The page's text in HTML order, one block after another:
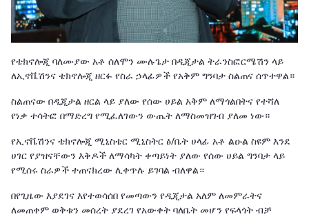
የቴክኖሎጂ ባለሙያው አቶ ሰለሞን ሙሉጌታ በዲጂታል ትራንስፎርሜሽን ላይ
ለኢኖቬሽንና ቴክኖሎጂ ዘርፉ የስራ ኃላፊዎች የአቅም ግንባታ ስልጠና ሰጥተዋል።
ስልጠናው በዲጂታል ዘርል ላይ ያለው የሰው ሀይል አቅም ለማጎልበትና የተሻለ
የነቃ ተሳትፎ በማድረግ የሚፈለገውን ውጤት ለማስመዝገብ ያለመ ነው።
የኢኖቬሽንና ቴክኖሎጂ ሚኒስቴር ሚኒስትር ፅ/ቤት ሀላፊ አቶ ልዑል ስዩም እንደ
ሀገር የያዝናቸውን እቅዶች ለማሳካት ቀጣይነት ያለው የሰው ሀይል ግንባታ ላይ
የሚሰሩ ስራዎች ተጠናክረው ሊቀጥሉ ይገባል ብለዋል።
በየጊዜው እያደገና እየተወሳሰበ የመጣውን የዲጂታል አለም ለመምራትና
ለመጠቀም ወቅቱን መሰረት ያደረገ የአውቀት ባለቤት መሆን የፍላጎት ብቻ